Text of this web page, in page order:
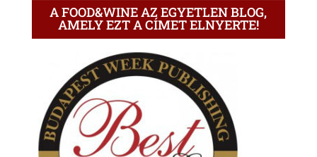
A FOOD&WINE AZ EGYETLEN BLOG,
AMELY EZT A CÍMET ELNYERTE!